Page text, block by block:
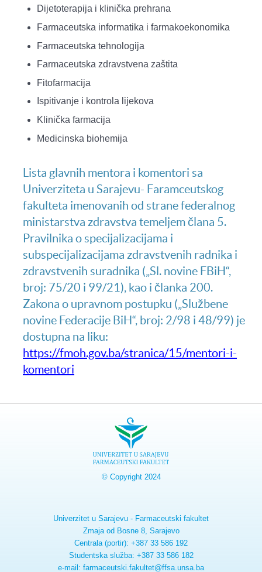
Dijetoterapija i klinička prehrana
Farmaceutska informatika i farmakoekonomika
Farmaceutska tehnologija
Farmaceutska zdravstvena zaštita
Fitofarmacija
Ispitivanje i kontrola lijekova
Klinička farmacija
Medicinska biohemija
Lista glavnih mentora i komentori sa
Univerziteta u Sarajevu- Faramceutskog
fakulteta imenovanih od strane federalnog
ministarstva zdravstva temeljem člana 5.
Pravilnika o specijalizacijama i
subspecijalizacijama zdravstvenih radnika i
zdravstvenih suradnika („Sl. novine FBiH“,
broj: 75/20 i 99/21), kao i članka 200.
Zakona o upravnom postupku („Službene
novine Federacije BiH“, broj: 2/98 i 48/99) je
dostupna na liku:
https://fmoh.gov.ba/stranica/15/mentori-i-
komentori
© Copyright 2024
Univerzitet u Sarajevu - Farmaceutski fakultet
Zmaja od Bosne 8, Sarajevo
Centrala (portir): +387 33 586 192
Studentska služba: +387 33 586 182
e-mail: farmaceutski.fakultet@ffsa.unsa.ba